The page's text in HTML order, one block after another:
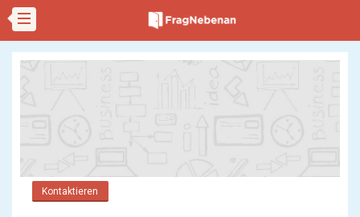
Kontaktieren